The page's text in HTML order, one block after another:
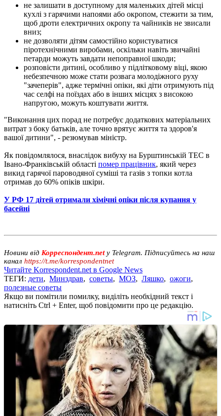
не залишати в доступному для маленьких дітей місці
кухлі з гарячими напоями або окропом, стежити за тим,
щоб дроти електричних окропу та чайників не звисали
вниз;
не дозволяти дітям самостійно користуватися
піротехнічними виробами, оскільки навіть звичайні
петарди можуть завдати непоправної шкоди;
розповісти дитині, особливо у підлітковому віці, якою
небезпечною може стати розвага молодіжного руху
"зачеперів", адже термічні опіки, які діти отримують під
час селфі на поїздах або в інших місцях з високою
напругою, можуть коштувати життя.
"Виконання цих порад не потребує додаткових матеріальних
витрат з боку батьків, але точно врятує життя та здоров'я
вашої дитини", - резюмував міністр.
Як повідомлялося, внаслідок вибуху на Бурштинській ТЕС в
Івано-Франківській області помер працівник, який через
викид гарячої пароводяної суміші та газів з топки котла
отримав до 60% опіків шкіри.
У РФ 17 дітей отримали хімічні опіки після купання у
басейні
Новини від Корреспондент.netу Telegram. Підписуйтесь на наш
канал https://t.me/korrespondentnet
Читайте Korrespondent.net в Google News
ТЕГИ: дети, Минздрав, советы, МОЗ, Ляшко, ожоги,
полезные советы
Якщо ви помітили помилку, виділіть необхідний текст і
натисніть Ctrl + Enter, щоб повідомити про це редакцію.